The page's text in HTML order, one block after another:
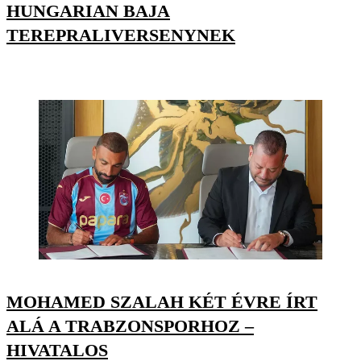
HUNGARIAN BAJA
TEREPRALIVERSENYNEK
MOHAMED SZALAH KÉT ÉVRE ÍRT
ALÁ A TRABZONSPORHOZ –
HIVATALOS